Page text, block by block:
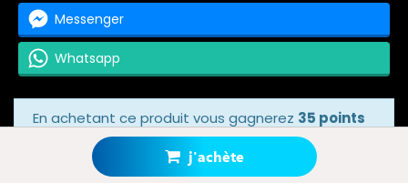
j'achète
Messenger
Whatsapp
En achetant ce produit vous gagnerez 35 points
grâce à notre programme de fidélité.
Votre panier totalisera35 points bonus